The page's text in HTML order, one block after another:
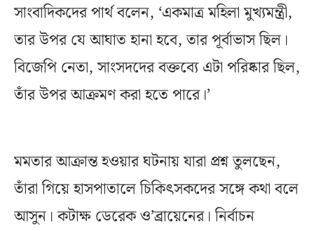
সাংবাদিকদের পার্থ বলেন, ‘একমাত্র মহিলা মুখ্যমন্ত্রী,
তার উপর যে আঘাত হানা হবে, তার পূর্বাভাস ছিল।
বিজেপি নেতা, সাংসদদের বক্তব্যে এটা পরিষ্কার ছিল,
তাঁর উপর আক্রমণ করা হতে পারে।’
মমতার আক্রান্ত হওয়ার ঘটনায় যারা প্রশ্ন তুলছেন,
তাঁরা গিয়ে হাসপাতালে চিকিৎসকদের সঙ্গে কথা বলে
আসুন। কটাক্ষ ডেরেক ও’ব্রায়েনের। নির্বাচন